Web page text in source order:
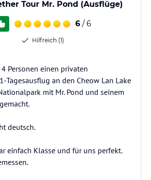
Tour Mr. Pond (Ausflüge)
6 / 6
Hilfreich (1)
Personen einen privaten
Tagesausflug an den Cheow Lan Lake
mit Mr. Pond und seinem
deutsch.
einfach Klasse und für uns perfekt.